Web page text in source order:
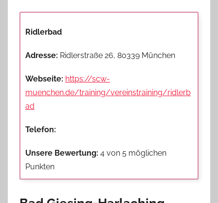
Ridlerbad
Adresse: Ridlerstraße 26, 80339 München
Webseite: https://scw-
muenchen.de/training/vereinstraining/ridlerb
ad
Telefon:
Unsere Bewertung: 4 von 5 möglichen
Punkten